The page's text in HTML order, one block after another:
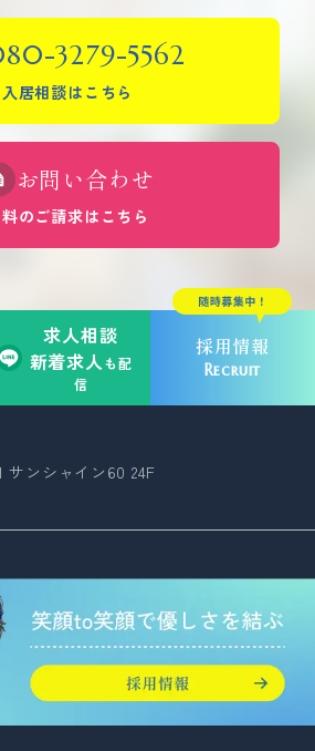
3279-5562
入居相談はこちら
お問い合わせ
のご請求はこちら
求人相談
新着求人も配
信
採用情報
Recruit
サンシャイン60 24F